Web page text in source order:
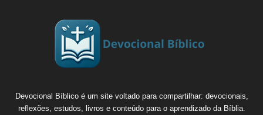
Devocional Bíblico é um site voltado para compartilhar: devocionais,
reflexões, estudos, livros e conteúdo para o aprendizado da Bíblia.